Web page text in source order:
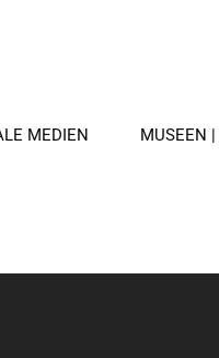
MEDIEN MUSEEN